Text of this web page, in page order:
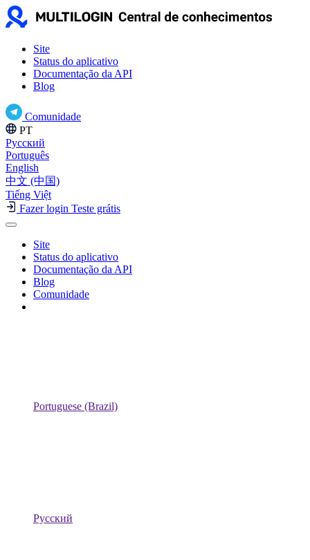
Site
Status do aplicativo
Documentação da API
Blog
Comunidade
PT
Русский
Português
English
中文 (中国)
Tiếng Việt
Fazer login Teste grátis
Site
Status do aplicativo
Documentação da API
Blog
Comunidade
Portuguese (Brazil)
Русский